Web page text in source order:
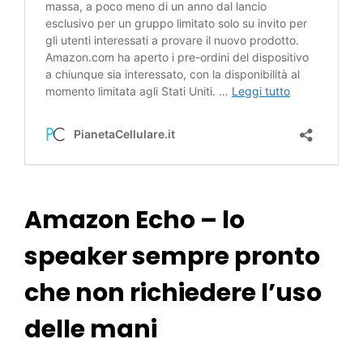
Amazon Echo – lo
speaker sempre pronto
che non richiedere l’uso
delle mani